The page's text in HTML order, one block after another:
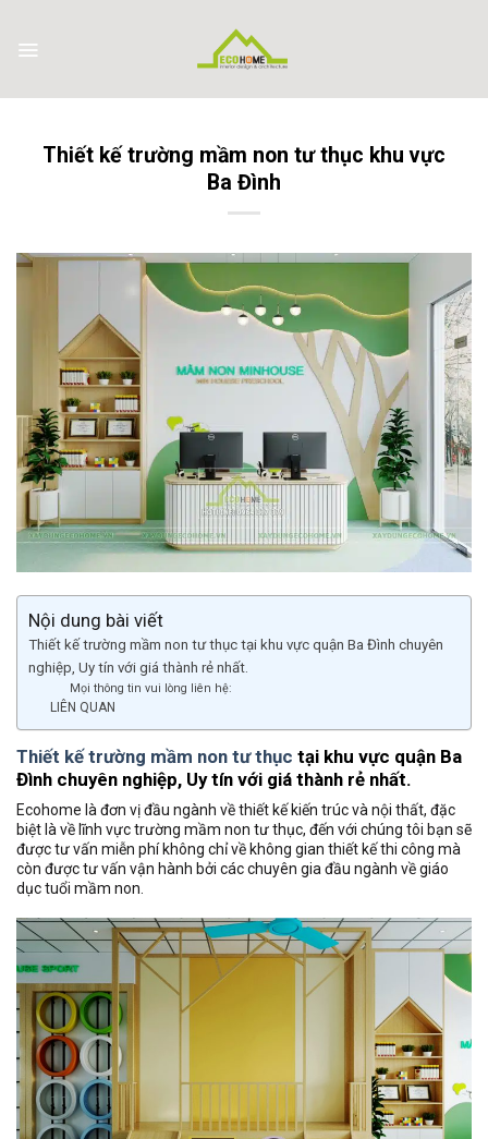
content
Thiết kế trường mầm non tư thục khu vực
Ba Đình
Nội dung bài viết
Thiết kế trường mầm non tư thục tại khu vực quận Ba Đình chuyên
nghiệp, Uy tín với giá thành rẻ nhất.
Mọi thông tin vui lòng liên hệ:
LIÊN QUAN
Thiết kế trường mầm non tư thục tại khu vực quận Ba
Đình chuyên nghiệp, Uy tín với giá thành rẻ nhất.
Ecohome là đơn vị đầu ngành về thiết kế kiến trúc và nội thất, đặc
biệt là về lĩnh vực trường mầm non tư thục, đến với chúng tôi bạn sẽ
được tư vấn miễn phí không chỉ về không gian thiết kế thi công mà
còn được tư vấn vận hành bởi các chuyên gia đầu ngành về giáo
dục tuổi mầm non.